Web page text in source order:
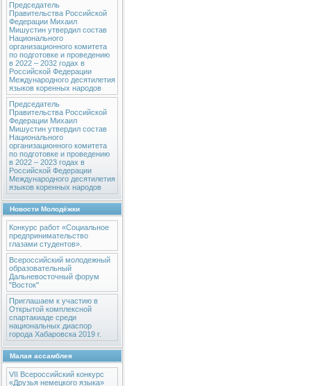
Председатель
Правительства Российской
Федерации Михаил
Мишустин утвердил состав
Национального
организационного комитета
по подготовке и проведению
в 2022 – 2032 годах в
Российской Федерации
Международного десятилетия
языков коренных народов
Председатель
Правительства Российской
Федерации Михаил
Мишустин утвердил состав
Национального
организационного комитета
по подготовке и проведению
в 2022 – 2023 годах в
Российской Федерации
Международного десятилетия
языков коренных народов
Новости Молодёжки
Конкурс работ «Социальное
предпринимательство
глазами студентов».
Всероссийский молодежный
образовательный
Дальневосточный форум
"Восток"
Приглашаем к участию в
Открытой комплексной
спартакиаде среди
национальных диаспор
города Хабаровска 2019 г.
Малая ассамблея
VII Всероссийский конкурс
«Друзья немецкого языка»